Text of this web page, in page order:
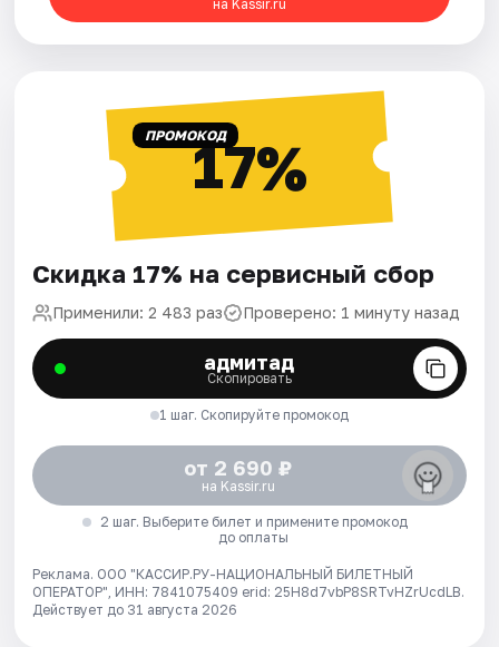
на Kassir.ru
ПРОМОКОД17%
Скидка 17% на сервисный сбор
Применили: 2 483 раз Проверено: 1 минуту назад
адмитад
Скопировать
1 шаг. Скопируйте промокод
от 2 690 ₽
на Kassir.ru
2 шаг. Выберите билет и примените промокод
до оплаты
Реклама. ООО "КАССИР.РУ-НАЦИОНАЛЬНЫЙ БИЛЕТНЫЙ
ОПЕРАТОР", ИНН: 7841075409 erid: 25H8d7vbP8SRTvHZrUcdLB.
Действует до 31 августа 2026